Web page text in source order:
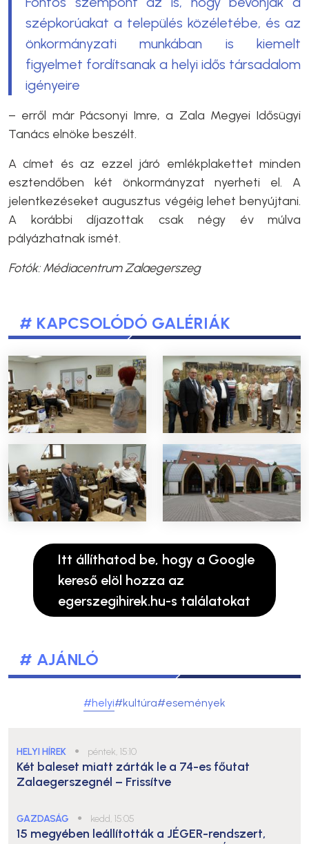
szépkorúakat a település közéletébe, és az
önkormányzati munkában is kiemelt
figyelmet fordítsanak a helyi idős társadalom
igényeire
– erről már Pácsonyi Imre, a Zala Megyei Idősügyi
Tanács elnöke beszélt.
A címet és az ezzel járó emlékplakettet minden
esztendőben két önkormányzat nyerheti el. A
jelentkezéseket augusztus végéig lehet benyújtani.
A korábbi díjazottak csak négy év múlva
pályázhatnak ismét.
Fotók:Médiacentrum Zalaegerszeg
# KAPCSOLÓDÓ GALÉRIÁK
Itt állíthatod be, hogy a Google
kereső elöl hozza az
egerszegihirek.hu-s találatokat
# AJÁNLÓ
#helyi#kultúra#események
HELYI HÍREK ● péntek, 15:10
Két baleset miatt zárták le a 74-es főutat
Zalaegerszegnél – Frissítve
GAZDASÁG ● kedd, 15:05
15 megyében leállították a JÉGER-rendszert,